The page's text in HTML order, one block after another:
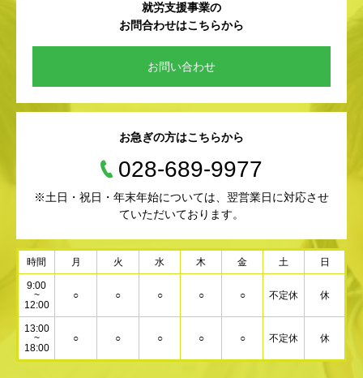
就労支援事業の
お問合わせはこちらから
お問い合わせ
お急ぎの方はこちらから
028-689-9977
※土日・祝日・年末年始については、翌営業日に対応させ
ていただいております。
時間 月 火 水 木 金 土 日
9:00
~
12:00
○ ○ ○ ○ ○ 不定休 休
13:00
~
18:00
○ ○ ○ ○ ○ 不定休 休